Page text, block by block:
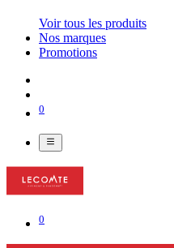
Voir tous les produits
Nos marques
Promotions
0
0